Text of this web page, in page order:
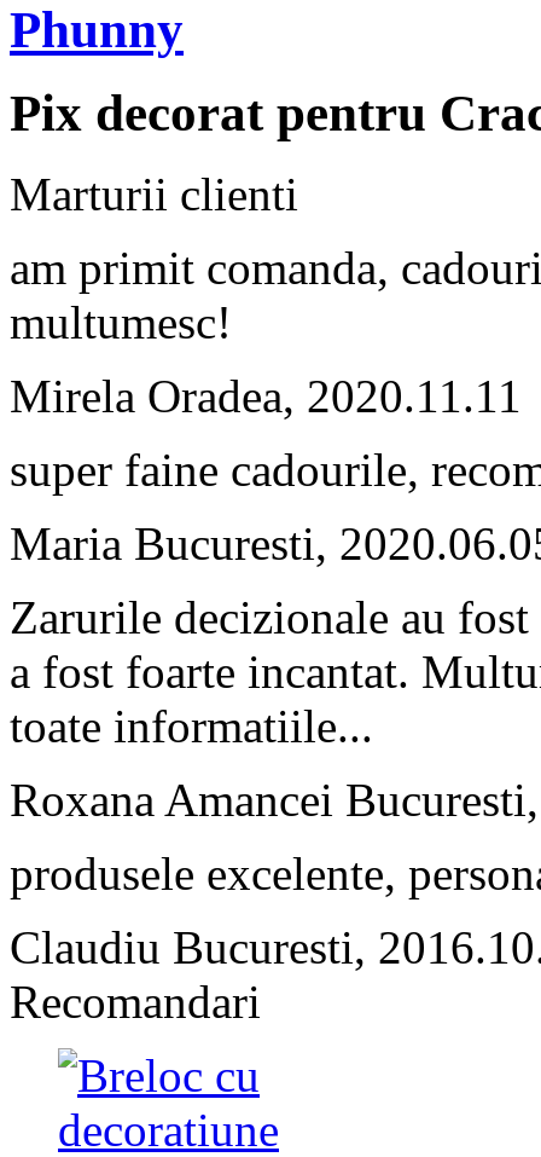
Phunny
Pix decorat pentru
Marturii clienti
am primit comanda,
multumesc!
Mirela Oradea, 2020.11.11
super faine cadourile,
Maria Bucuresti,
Zarurile decizionale au
a fost foarte incantat.
toate informatiile...
Roxana Amancei
produsele excelente,
Claudiu Bucuresti,
Recomandari